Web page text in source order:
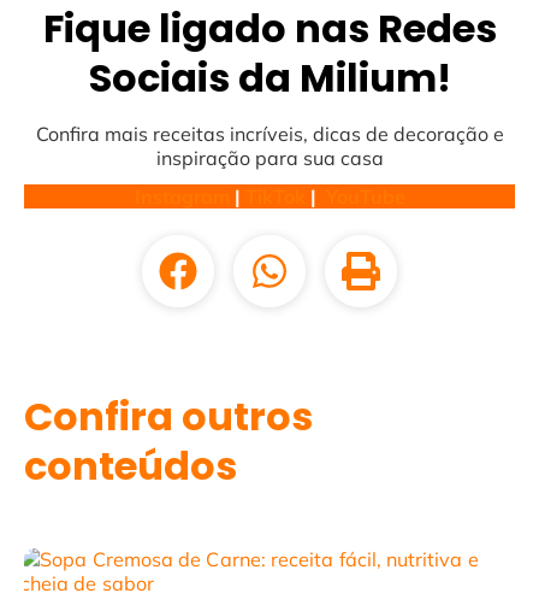
Fique ligado nas Redes
Sociais da Milium!
Confira mais receitas incríveis, dicas de decoração e
inspiração para sua casa
| |
Confira outros
conteúdos